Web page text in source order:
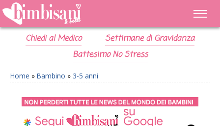
Chiedi al Medico
Settimane di Gravidanza
Battesimo No Stress
Home » Bambino » 3-5 anni